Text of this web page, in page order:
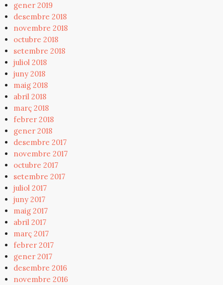
gener 2019
desembre 2018
novembre 2018
octubre 2018
setembre 2018
juliol 2018
juny 2018
maig 2018
abril 2018
març 2018
febrer 2018
gener 2018
desembre 2017
novembre 2017
octubre 2017
setembre 2017
juliol 2017
juny 2017
maig 2017
abril 2017
març 2017
febrer 2017
gener 2017
desembre 2016
novembre 2016